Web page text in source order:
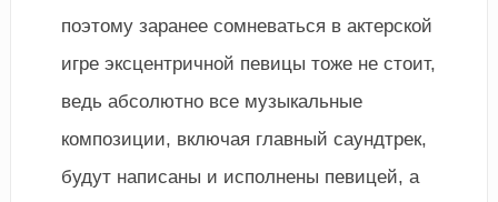
поэтому заранее сомневаться в актерской
игре эксцентричной певицы тоже не стоит,
ведь абсолютно все музыкальные
композиции, включая главный саундтрек,
будут написаны и исполнены певицей, а